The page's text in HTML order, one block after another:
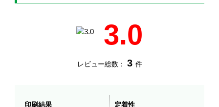
3.0
レビュー総数： 3 件
印刷結果 定着性